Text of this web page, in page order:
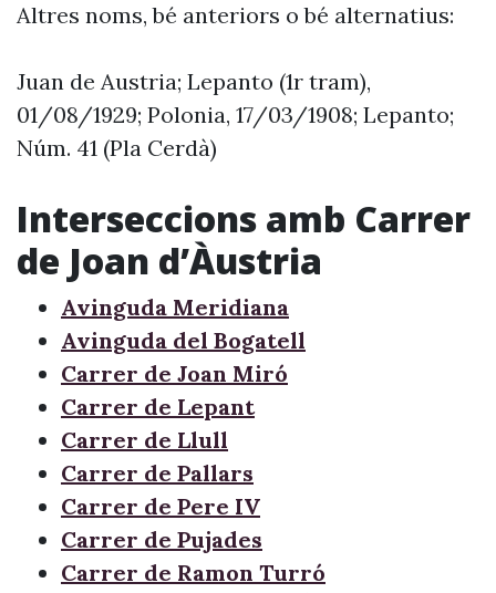
Altres noms, bé anteriors o bé alternatius:
Juan de Austria; Lepanto (1r tram),
01/08/1929; Polonia, 17/03/1908; Lepanto;
Núm. 41 (Pla Cerdà)
Interseccions amb Carrer
de Joan d’Àustria
Avinguda Meridiana
Avinguda del Bogatell
Carrer de Joan Miró
Carrer de Lepant
Carrer de Llull
Carrer de Pallars
Carrer de Pere IV
Carrer de Pujades
Carrer de Ramon Turró